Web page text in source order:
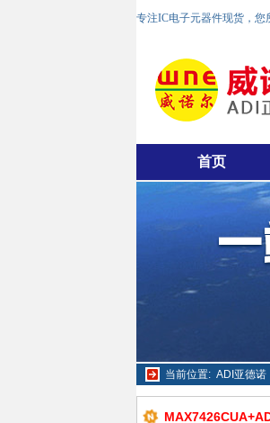
专注IC电子元器件现货，
首页
当前位置: ADI亚德诺